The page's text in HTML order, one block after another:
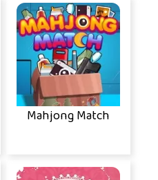
Mahjong Match